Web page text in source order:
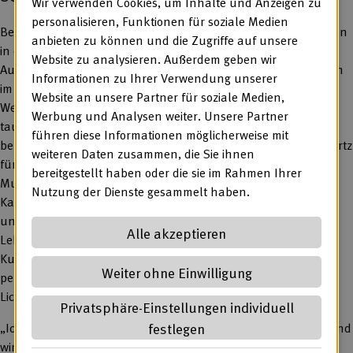
Bei der Lebenshilfe Heinsberg wurde die Schichtwechsel-Saison
in diesem Jahr bereits frühzeitig mit einem ganz besonderen
Auftakt eingeläutet, der Lust auf noch weitere Tauschaktionen
im September machen soll. Gemeinsam mit den
Werkstattbeschäftigten Benjamin Klein und Monika Funk
tauschte der aus unterschiedlichen Fernsehsendungen
bekannte Antiquitätenhändler Walter „80-Euro-Waldi“ Lehnertz
für mehrere Tage seinen Arbeitsplatz. Während Lehnertz im
Museumscafé Samocca der Lebenshilfe Heinsberg in
Kaffeerösterei, Küche und Service mitarbeitete, erhielten Klein
und Funk im Gegenzug Einblicke in den Arbeitsalltag von
Lehnertz‘ Antiquitätenhandel in der Eifel und hinter die
Kulissen einer Fernsehproduktion. Ein Highlight: Der
persönliche Austausch mit Fernsehkoch und Moderator Horst
Lichter.
„Ich hätte nie gedacht, dass dieser Schichtwechsel so aufregend
wird. Es war spannend zu sehen, wie bunt und
personalisieren, Funktionen für soziale Medien
anbieten zu können und die Zugriffe auf unsere
Website zu analysieren. Außerdem geben wir
Informationen zu Ihrer Verwendung unserer
Website an unsere Partner für soziale Medien,
Werbung und Analysen weiter. Unsere Partner
führen diese Informationen möglicherweise mit
weiteren Daten zusammen, die Sie ihnen
bereitgestellt haben oder die sie im Rahmen Ihrer
Nutzung der Dienste gesammelt haben.
Alle akzeptieren
Weiter ohne Einwilligung
Privatsphäre-Einstellungen individuell
festlegen